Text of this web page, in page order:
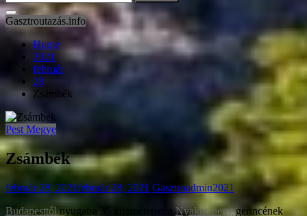
Gasztroutazás.info
Home
2021
február
28
Zsámbék
Pest Megye
Zsámbék
február 28, 2021február 28, 2021 Gasztroadmin2021
Budapesttőlnyugatra 35 kilométerre, aNyakas-hegygerincének